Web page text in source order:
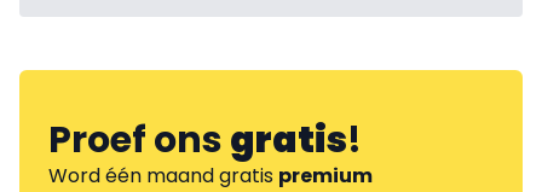
Proef onsgratis!
Word één maand gratis premium